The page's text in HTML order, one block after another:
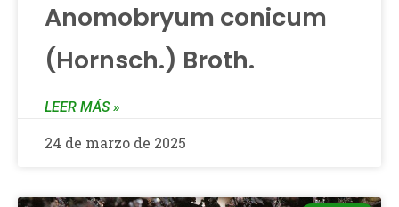
Anomobryum conicum
(Hornsch.) Broth.
LEER MÁS »
24 de marzo de 2025